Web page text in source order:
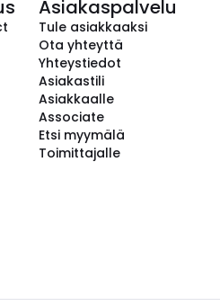
Asiakaspalvelu
Tule asiakkaaksi
Ota yhteyttä
Yhteystiedot
Asiakastili
Asiakkaalle
Associate
Etsi myymälä
Toimittajalle